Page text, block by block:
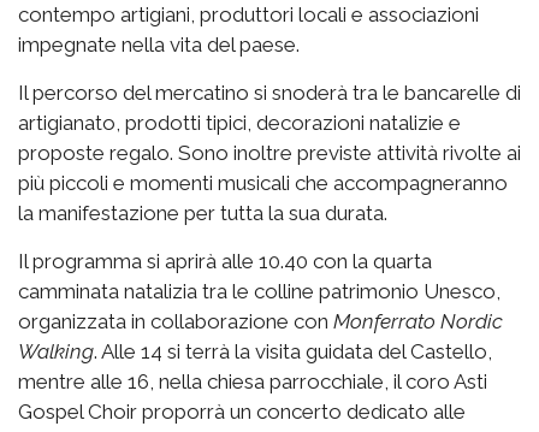
contempo artigiani, produttori locali e associazioni
impegnate nella vita del paese.
Il percorso del mercatino si snoderà tra le bancarelle di
artigianato, prodotti tipici, decorazioni natalizie e
proposte regalo. Sono inoltre previste attività rivolte ai
più piccoli e momenti musicali che accompagneranno
la manifestazione per tutta la sua durata.
Il programma si aprirà alle 10.40 con la quarta
camminata natalizia tra le colline patrimonio Unesco,
organizzata in collaborazione con Monferrato Nordic
Walking. Alle 14 si terrà la visita guidata del Castello,
mentre alle 16, nella chiesa parrocchiale, il coro Asti
Gospel Choir proporrà un concerto dedicato alle